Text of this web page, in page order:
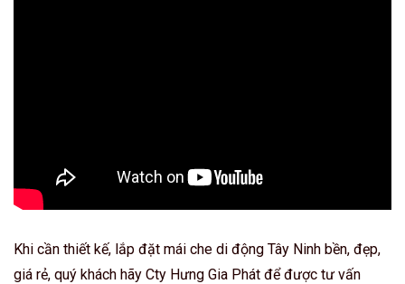
Khi cần thiết kế, lắp đặt mái che di động Tây Ninh bền, đẹp,
giá rẻ, quý khách hãy Cty Hưng Gia Phát để được tư vấn